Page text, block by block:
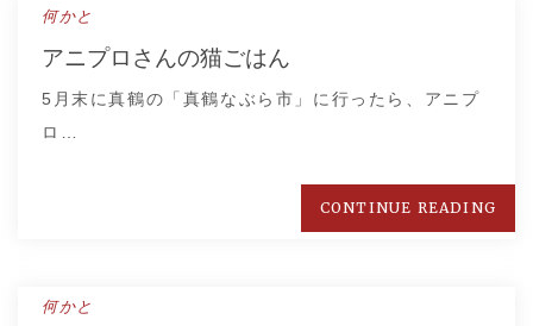
何かと
アニプロさんの猫ごはん
5月末に真鶴の「真鶴なぶら市」に行ったら、アニプ
ロ…
CONTINUE READING
何かと